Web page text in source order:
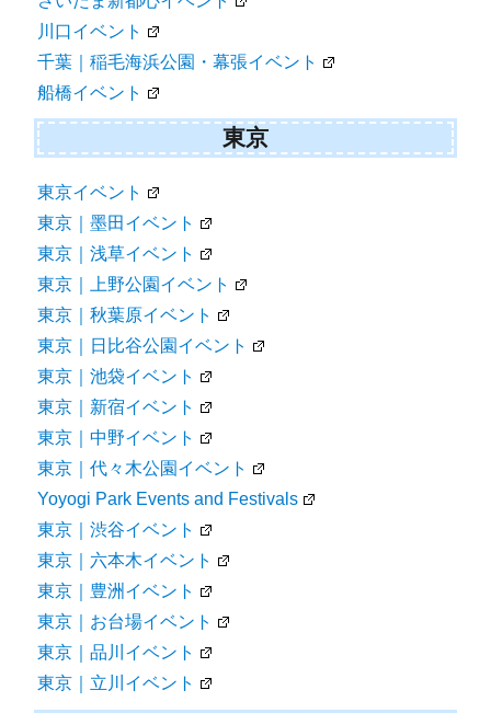
川口イベント
千葉｜稲毛海浜公園・幕張イベント
船橋イベント
東京
東京イベント
東京｜墨田イベント
東京｜浅草イベント
東京｜上野公園イベント
東京｜秋葉原イベント
東京｜日比谷公園イベント
東京｜池袋イベント
東京｜新宿イベント
東京｜中野イベント
東京｜代々木公園イベント
Yoyogi Park Events and Festivals
東京｜渋谷イベント
東京｜六本木イベント
東京｜豊洲イベント
東京｜お台場イベント
東京｜品川イベント
東京｜立川イベント